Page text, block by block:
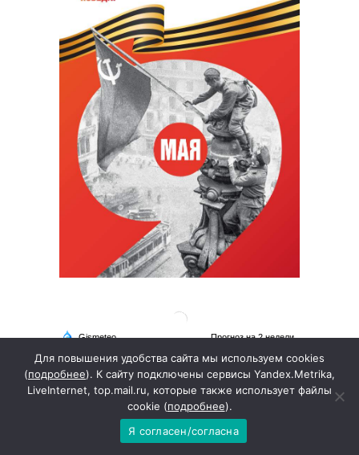
Для повышения удобства сайта мы используем cookies
(подробнее). К сайту подключены сервисы Yandex.Metrika,
LiveInternet, top.mail.ru, которые также использует файлы
cookie (подробнее).
Я согласен/согласна